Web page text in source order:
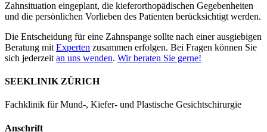
Zahnsituation eingeplant, die kieferorthopädischen Gegebenheiten
und die persönlichen Vorlieben des Patienten berücksichtigt werden.
Die Entscheidung für eine Zahnspange sollte nach einer ausgiebigen
Beratung mit Experten zusammen erfolgen. Bei Fragen können Sie
sich jederzeit an uns wenden. Wir beraten Sie gerne!
SEEKLINIK ZÜRICH
Fachklinik für Mund-, Kiefer- und Plastische Gesichtschirurgie
Anschrift